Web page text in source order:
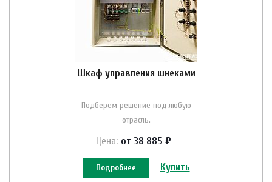
Шкаф управления шнеками
Подберем решение под любую
отрасль.
Цена: от 38 885 ₽
Подробнее Купить